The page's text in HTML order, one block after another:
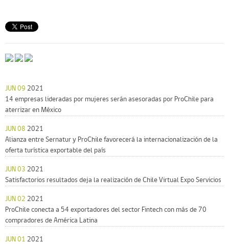
JUN 09 2021
14 empresas lideradas por mujeres serán asesoradas por ProChile para
aterrizar en México
JUN 08 2021
Alianza entre Sernatur y ProChile favorecerá la internacionalización de la
oferta turística exportable del país
JUN 03 2021
Satisfactorios resultados deja la realización de Chile Virtual Expo Servicios
JUN 02 2021
ProChile conecta a 54 exportadores del sector Fintech con más de 70
compradores de América Latina
JUN 01 2021